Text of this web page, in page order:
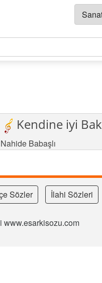
Kendine iyi Bak
Nahide Babaşlı
Sözler İlahi Sözleri
www.esarkisozu.com